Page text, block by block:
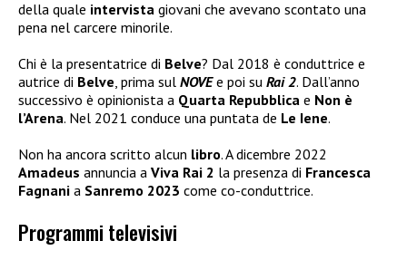
della quale intervista giovani che avevano scontato una
pena nel carcere minorile.
Chi è la presentatrice di Belve? Dal 2018 è conduttrice e
autrice di Belve, prima sul NOVEe poi su Rai 2. Dall’anno
successivo è opinionista a Quarta Repubblica e Non è
l’Arena. Nel 2021 conduce una puntata de Le Iene.
Non ha ancora scritto alcun libro. A dicembre 2022
Amadeus annuncia a Viva Rai 2 la presenza di Francesca
Fagnani a Sanremo 2023 come co-conduttrice.
Programmi televisivi